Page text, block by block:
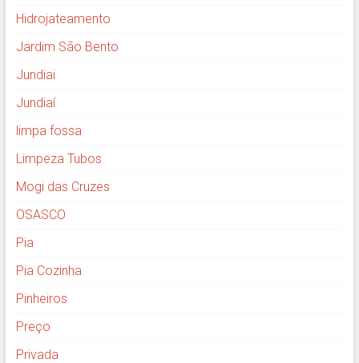
Hidrojateamento
Jardim São Bento
Jundiai
Jundiaí
limpa fossa
Limpeza Tubos
Mogi das Cruzes
OSASCO
Pia
Pia Cozinha
Pinheiros
Preço
Privada